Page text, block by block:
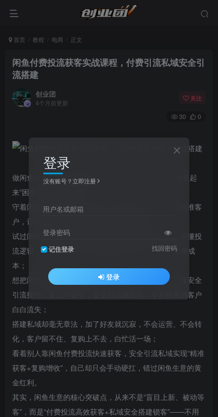
首页 教程 电商 正文
闲鱼付费投流获客实战课程，付费引流私域安全引
流搭建
创业团
4个月前更新
关注
30 0
做闲鱼生意，是不是始终被“获客难、引流险、私域做不起
来”困住，越做越吃力？
守着闲鱼店铺，每天手动上新、回复咨询，却没多少精准客
户，订单寥寥无几，想放大收益却无从下手；
试过闲鱼付费投流，却要么盲目砸钱、没效果，要么不懂投
流逻辑、roi极低，钱花了却没拿到几个客户，白白浪费成
本；
想把闲鱼客户引流到私域，却怕违规封号、限流，不懂安全
引流技巧，要么不敢引，要么引流就踩坑，辛苦积累的客户
白白流失；
搭建私域却毫无章法，加了好友就沉寂，不会运营、不会转
化，客户留不住、复购上不去，白忙活一场；
看着别人靠闲鱼付费投流快速获客，安全引流私域实现“精准
获客+复购增收”，自己却只会手动硬扛，错过闲鱼生意的黄
金红利。
其实，闲鱼生意的核心突破点，从来不是“盲目上新、被动等
客”，而是“付费投流高效获客+私域安全搭建锁客”——不用
登录
没有账号？立即注册
用户名或邮箱
登录密码
记住登录 找回密码
登录